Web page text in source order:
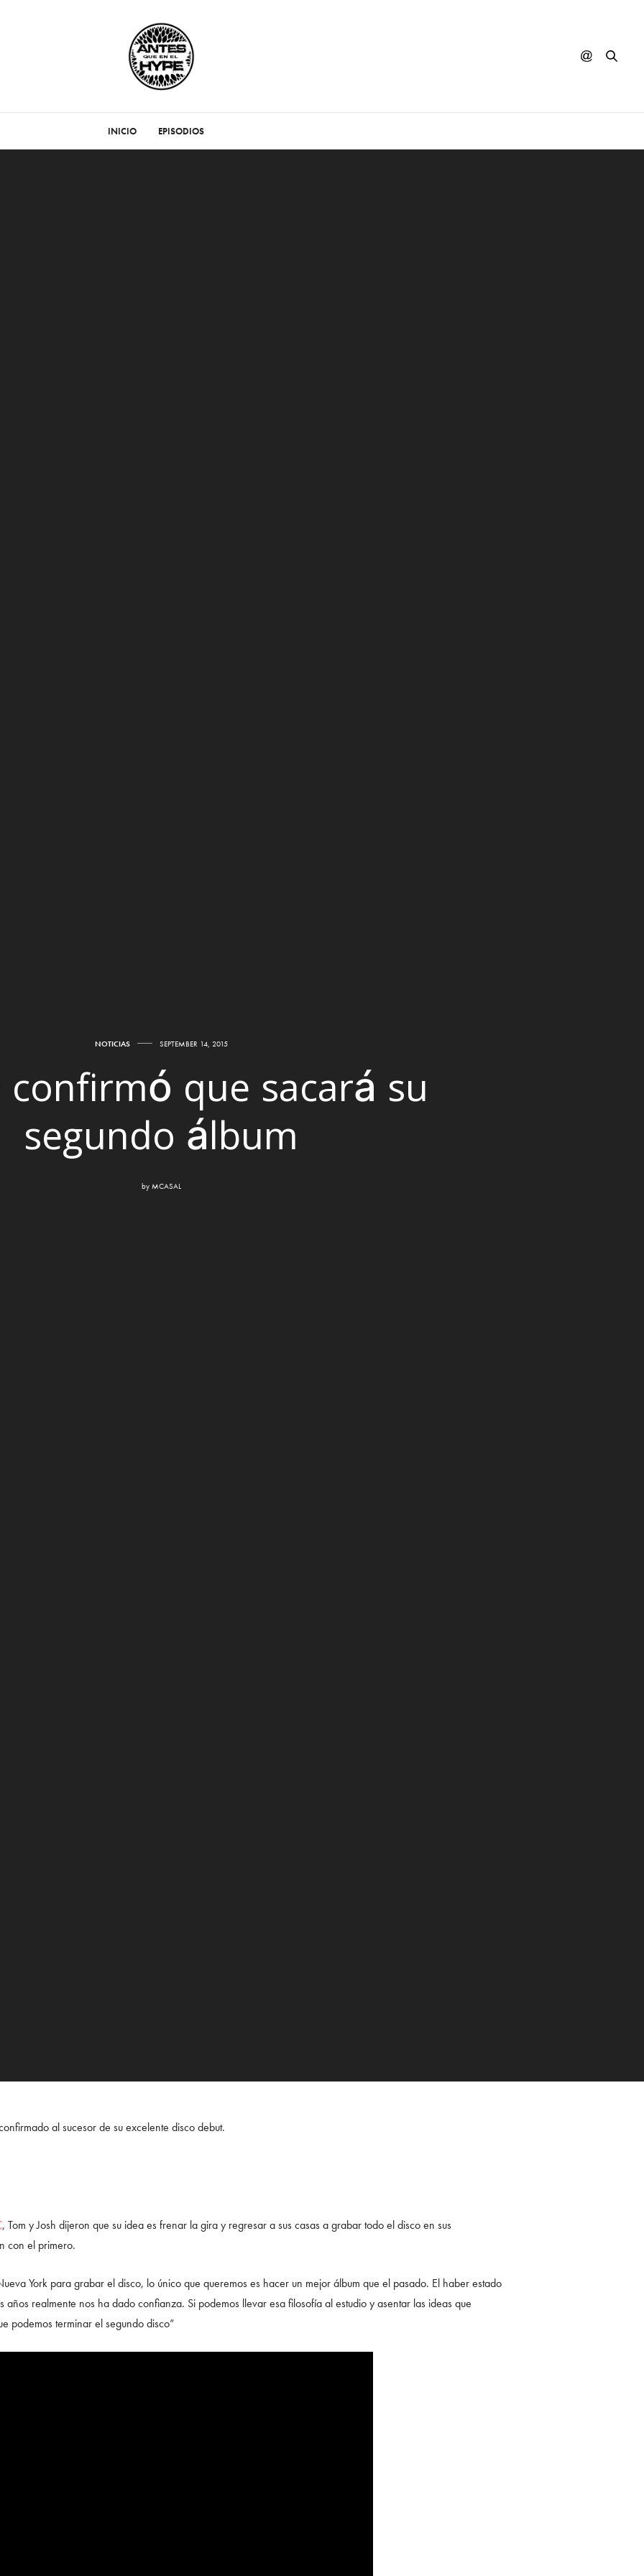
INICIO EPISODIOS
NOTICIAS SEPTEMBER 14, 2015
confirmó que sacará su
segundo álbum
by MCASAL
al sucesor de su excelente disco debut.
, Tom y Josh dijeron que su idea es frenar la gira y regresar a sus casas a grabar todo el disco en sus
con el primero.
York para grabar el disco, lo único que queremos es hacer un mejor álbum que el pasado. El haber estado
años realmente nos ha dado confianza. Si podemos llevar esa filosofía al estudio y asentar las ideas que
podemos terminar el segundo disco”